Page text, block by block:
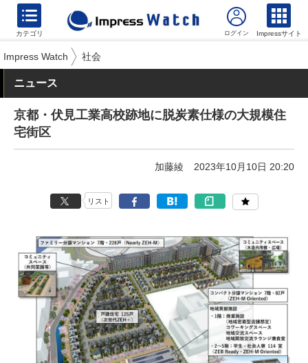
カテゴリ Impressサイト
Impress Watch 社会
ニュース
京都・伏見工業高校跡地に脱炭素仕様の大規模住
宅街区
加藤綾 2023年10月10日 20:20
リスト